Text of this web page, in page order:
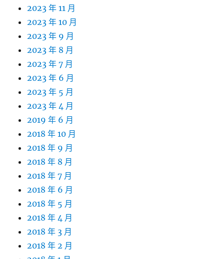
2023 年 11 月
2023 年 10 月
2023 年 9 月
2023 年 8 月
2023 年 7 月
2023 年 6 月
2023 年 5 月
2023 年 4 月
2019 年 6 月
2018 年 10 月
2018 年 9 月
2018 年 8 月
2018 年 7 月
2018 年 6 月
2018 年 5 月
2018 年 4 月
2018 年 3 月
2018 年 2 月